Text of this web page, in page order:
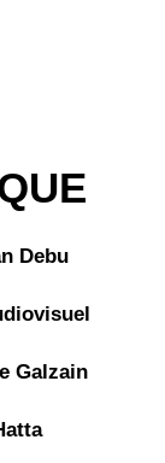
Debu
Galzain